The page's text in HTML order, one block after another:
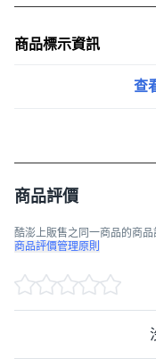
商品標示資訊
查
商品評價
酷澎上販售之同一商品的商
商品評價管理原則